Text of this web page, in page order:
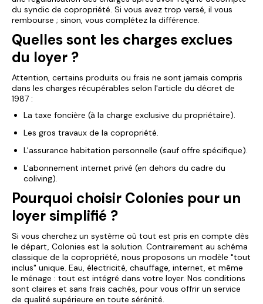
du syndic de copropriété. Si vous avez trop versé, il vous
rembourse ; sinon, vous complétez la différence.
Quelles sont les charges exclues
du loyer ?
Attention, certains produits ou frais ne sont jamais compris
dans les charges récupérables selon l'article du décret de
1987 :
La taxe foncière (à la charge exclusive du propriétaire).
Les gros travaux de la copropriété.
L'assurance habitation personnelle (sauf offre spécifique).
L'abonnement internet privé (en dehors du cadre du
coliving).
Pourquoi choisir Colonies pour un
loyer simplifié ?
Si vous cherchez un système où tout est pris en compte dès
le départ, Colonies est la solution. Contrairement au schéma
classique de la copropriété, nous proposons un modèle "tout
inclus" unique. Eau, électricité, chauffage, internet, et même
le ménage : tout est intégré dans votre loyer. Nos conditions
sont claires et sans frais cachés, pour vous offrir un service
de qualité supérieure en toute sérénité.